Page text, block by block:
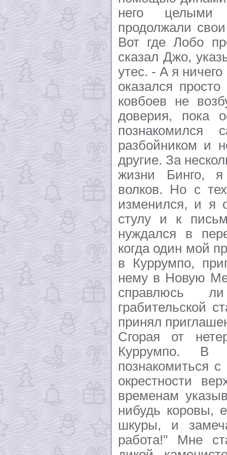
него
продолжали
Вот где Лобо
сказал Джо,
утес. - А я
оказался
ковбоев не
доверия, пока
разбойником и
другие. За
жизни Бинго,
волков. Но с
изменился, и я
стулу и к
нуждался в
когда один мой
в Куррумпо,
нему в Новую
справлюсь
грабительской
принял
Сгорая от
Куррумпо. В
познакомиться
окрестности
временам
нибудь коровы,
шкуры, и
работа!" Мне